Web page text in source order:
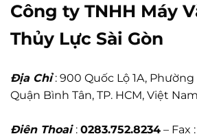
Công ty TNHH Máy
Thủy Lực Sài Gòn
Địa Chỉ: 900 Quốc Lộ 1A,
Quận Bình Tân, TP. HCM, Việt
Điện Thoại : 0283.752.8234 – Fax :